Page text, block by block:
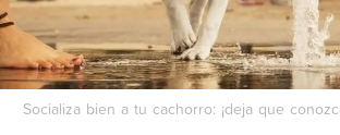
Socializa bien a tu cachorro: ¡deja que